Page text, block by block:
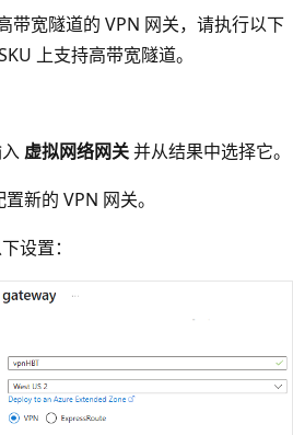
带宽隧道的 VPN 网关，请执行以下
上支持高带宽隧道。
虚拟网络网关并从结果中选择它。
新的 VPN 网关。
设置：